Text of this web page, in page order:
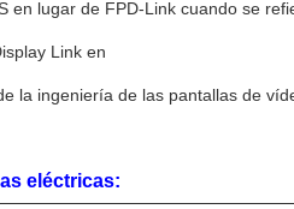
en lugar de FPD-Link cuando se
Link en
la ingeniería de las pantallas de
eléctricas: